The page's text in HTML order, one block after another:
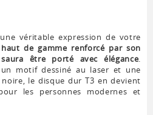
véritable expression de votre
de gamme renforcé par son
être porté avec élégance.
un motif dessiné au laser et une
le disque dur T3 en devient
les personnes modernes et